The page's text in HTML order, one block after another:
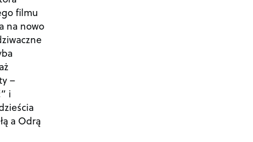
filmu
na nowo
–
i
a Odrą